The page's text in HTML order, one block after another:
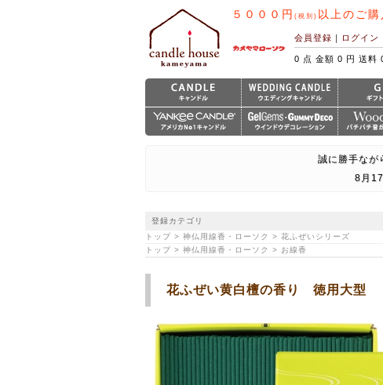
５０００円 (税別) 以上のご購
会員登録 ｜ ログイン
0 点 金額 0 円 送料
誠に勝手なが
8月
登録カテゴリ
トップ > 神仏用線香・ローソク > 花ふぜいシリーズ
トップ > 神仏用線香・ローソク > お線香
花ふぜい黄白檀の香り 徳用大型